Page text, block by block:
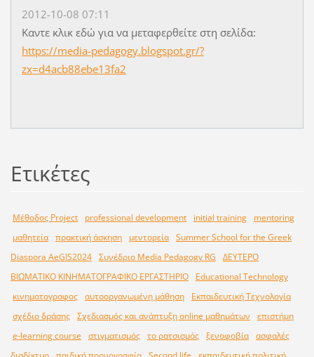
2012-10-08 07:11
Καντε κλικ εδώ για να μεταφερθείτε στη σελίδα:
https://media-pedagogy.blogspot.gr/?
zx=d4acb88ebe13fa2
Ετικέτες
Μέθοδος Project professional development initial training
mentoring
μαθητεία πρακτική άσκηση μεντορεία Summer School for the Greek
Diaspora AeGIS2024 Συνέδριο Media Pedagogy RG
ΔΕΥΤΕΡΟ
ΒΙΩΜΑΤΙΚΟ ΚΙΝΗΜΑΤΟΓΡΑΦΙΚΟ ΕΡΓΑΣΤΗΡΙΟ
Educational Technology
κινηματογραφος αυτοοργανωμένη μάθηση
Εκπαιδευτική Τεχνολογία
σχέδιο δράσης Σχεδιασμός και ανάπτυξη online μαθημάτων
επιστήμη
e-learning course
στιγματισμός το ρατσισμός ξενοφοβία ασφαλές